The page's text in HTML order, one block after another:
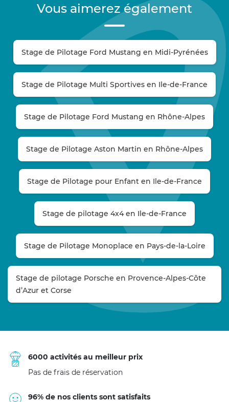
Vous aimerez également
Stage de Pilotage Ford Mustang en Midi-Pyrénées
Stage de Pilotage Multi Sportives en Ile-de-France
Stage de Pilotage Ford Mustang en Rhône-Alpes
Stage de Pilotage Aston Martin en Rhône-Alpes
Stage de Pilotage pour Enfant en Ile-de-France
Stage de pilotage 4x4 en Ile-de-France
Stage de Pilotage Monoplace en Pays-de-la-Loire
Stage de pilotage Porsche en Provence-Alpes-Côte
d’Azur et Corse
6000 activités au meilleur prix
Pas de frais de réservation
96% de nos clients sont satisfaits